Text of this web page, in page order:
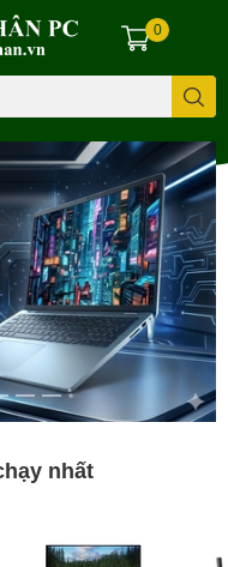
0
nhất